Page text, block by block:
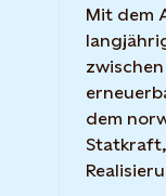
Mit dem
dem